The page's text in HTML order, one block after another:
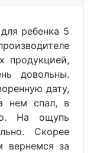
ребенка 5
продукцией,
довольны.
дату,
нем спал, в
На ощупь
Скорее
вернемся за